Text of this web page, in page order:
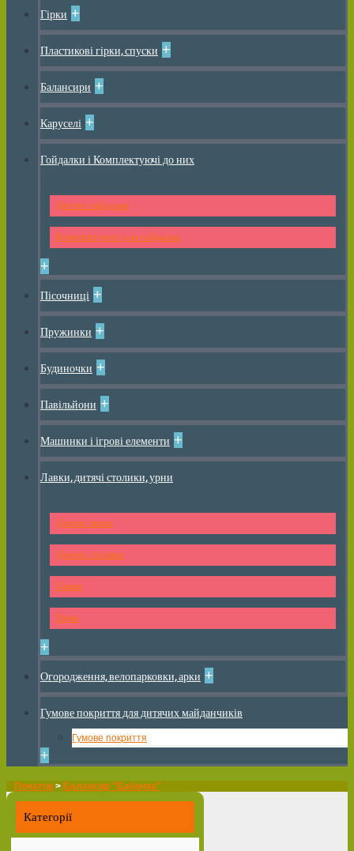
Гірки +
Пластикові гірки, спуски +
Балансири +
Каруселі +
Гойдалки і Комплектуючі до них
Дитячі гойдалки
Комплектуючі для гойдалок
+
Пісочниці +
Пружинки +
Будиночки +
Павільйони +
Машинки і ігрові елементи +
Лавки, дитячі столики, урни
Дитячі лавки
Дитячі столики
Лавки
Урни
+
Огородження, велопарковки, арки +
Гумове покриття для дитячих майданчиків
Гумове покриття
+
Початок > Балансир "Бабочка"
Категорії